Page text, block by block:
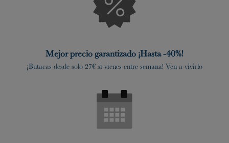
Mejor precio garantizado ¡Hasta -40%!
¡Butacas desde solo 27€ si vienes entre semana! Ven a vivirlo